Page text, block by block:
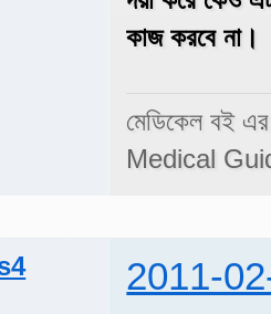
কাজ করবে না।
মেডিকেল বই
Medical
2011-